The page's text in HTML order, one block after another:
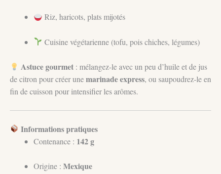
Riz, haricots, plats mijotés
Cuisine végétarienne (tofu, pois chiches, légumes)
Astuce gourmet : mélangez-le avec un peu d’huile et de jus
de citron pour créer unemarinade express, ou saupoudrez-le en
fin de cuisson pour intensifier les arômes.
Informations pratiques
Contenance : 142 g
Origine : Mexique